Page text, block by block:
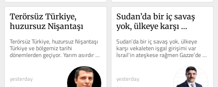
Terörsüz Türkiye,
huzursuz Nişantaşı
Terörsüz Türkiye, huzursuz Nişantaşı
Türkiye ve bölgemiz tarihi
dönemlerden geçiyor. Yarım asırdır
devam eden PKK terörü sona...
yesterday
Sudan’da bir iç savaş
yok, ülkeye karşı
var
Sudan’da bir iç savaş yok, ülkeye
karşı vekaleten işgal girişimi var
İsrail’in ateşkese rağmen Gazze’de
sistematik olarak devam eden...
yesterday